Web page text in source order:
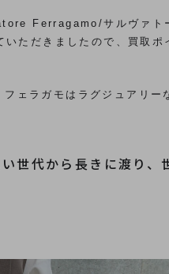
Ferragamo/サルヴァト
ただきましたので、買取ポ
ラガモはラグジュアリー
世代から長きに渡り、